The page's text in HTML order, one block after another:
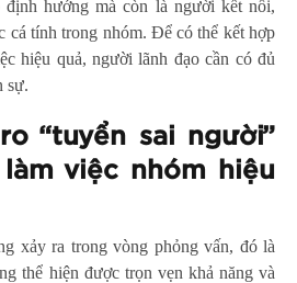
hướng mà còn là người kết nối,
cá tính trong nhóm. Để có thể kết hợp
hiệu quả, người lãnh đạo cần có đủ
sự.
“tuyển sai người”
việc nhóm hiệu
xảy ra trong vòng phỏng vấn, đó là
thể hiện được trọn vẹn khả năng và